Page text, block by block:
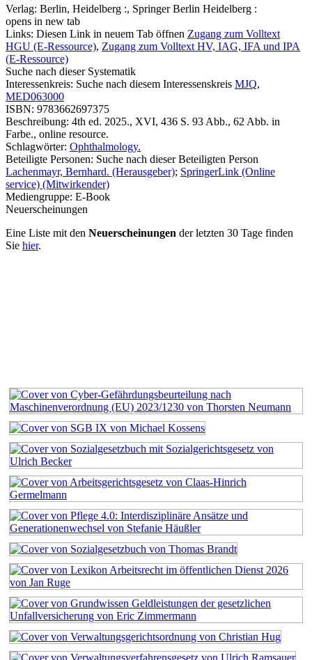
Verlag: Berlin, Heidelberg :, Springer Berlin Heidelberg :
opens in new tab
Links: Diesen Link in neuem Tab öffnen Zugang zum Volltext
HGU (E-Ressource), Zugang zum Volltext HV, IAG, IFA und IPA
(E-Ressource)
Suche nach dieser Systematik
Interessenkreis: Suche nach diesem Interessenskreis MJQ,
MED063000
ISBN: 9783662697375
Beschreibung: 4th ed. 2025., XVI, 436 S. 93 Abb., 62 Abb. in
Farbe., online resource.
Schlagwörter: Ophthalmology.
Beteiligte Personen: Suche nach dieser Beteiligten Person
Lachenmayr, Bernhard. (Herausgeber); SpringerLink (Online
service) (Mitwirkender)
Mediengruppe: E-Book
Neuerscheinungen
Eine Liste mit den Neuerscheinungen der letzten 30 Tage finden
Sie hier.